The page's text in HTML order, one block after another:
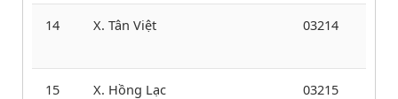
14 X. Tân Việt 03214
15 X. Hồng Lạc 03215